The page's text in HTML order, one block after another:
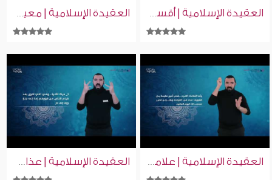
العقيدة الإسلامية | أقسام الشفاعة | إسلام ويب | للصم بلغة الإشارة العقيدة الإسلامية | معية الله | إسلام ويب | بلغة الإشارة
العقيدة الإسلامية | علامات الساعة | إسلام ويب | بلغة الإشارة العقيدة الإسلامية | عذاب القبر | إسلام ويب | بلغة الإشارة